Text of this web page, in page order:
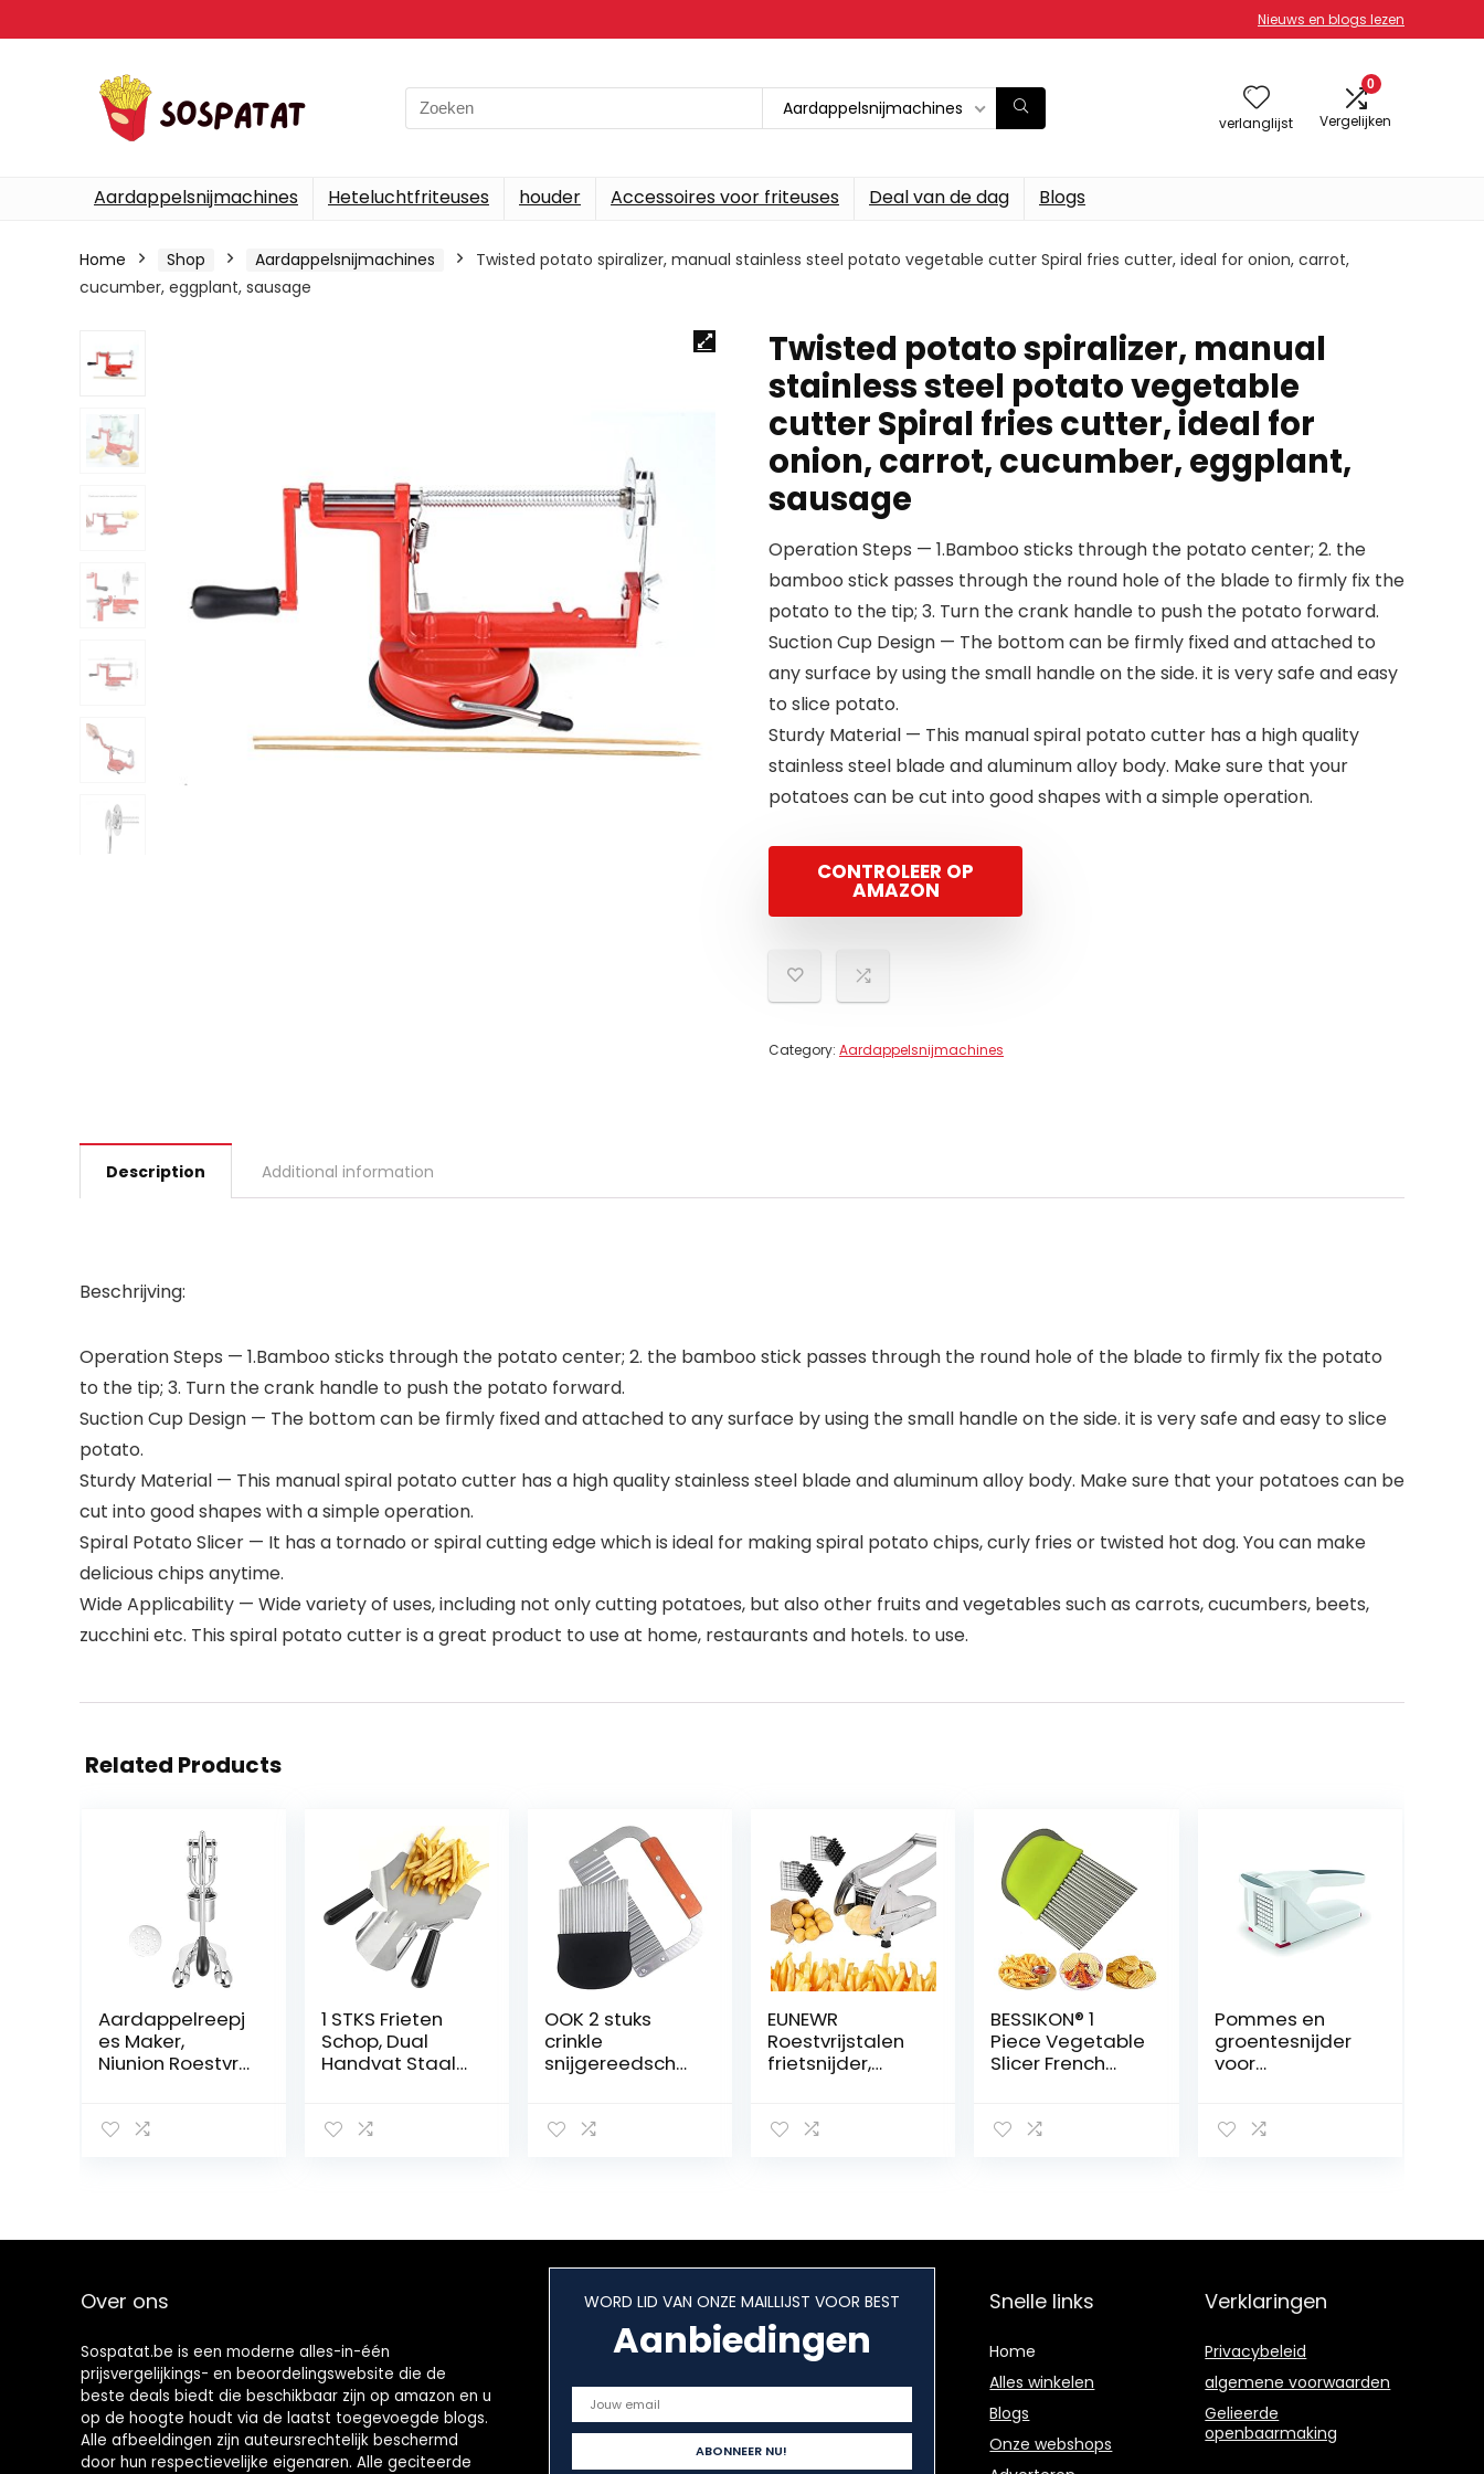
Nieuws en blogs lezen
Search
for:
Aardappelsnijmachines
verlanglijst
0
Vergelijken
Aardappelsnijmachines Heteluchtfriteuses houder Accessoires voor friteuses Deal van de dag Blogs
Home Shop Aardappelsnijmachines
Twisted potato spiralizer, manual stainless steel potato vegetable cutter Spiral fries cutter, ideal for onion, carrot,
cucumber, eggplant, sausage
Twisted potato spiralizer, manual
stainless steel potato vegetable
cutter Spiral fries cutter, ideal for
onion, carrot, cucumber, eggplant,
sausage
Operation Steps — 1.Bamboo sticks through the potato center; 2. the
bamboo stick passes through the round hole of the blade to firmly fix the
potato to the tip; 3. Turn the crank handle to push the potato forward.
Suction Cup Design — The bottom can be firmly fixed and attached to
any surface by using the small handle on the side. it is very safe and easy
to slice potato.
Sturdy Material — This manual spiral potato cutter has a high quality
stainless steel blade and aluminum alloy body. Make sure that your
potatoes can be cut into good shapes with a simple operation.
CONTROLEER OP
AMAZON
Category: Aardappelsnijmachines
Description Additional information
Beschrijving:
Operation Steps — 1.Bamboo sticks through the potato center; 2. the bamboo stick passes through the round hole of the blade to firmly fix the potato
to the tip; 3. Turn the crank handle to push the potato forward.
Suction Cup Design — The bottom can be firmly fixed and attached to any surface by using the small handle on the side. it is very safe and easy to slice
potato.
Sturdy Material — This manual spiral potato cutter has a high quality stainless steel blade and aluminum alloy body. Make sure that your potatoes can be
cut into good shapes with a simple operation.
Spiral Potato Slicer — It has a tornado or spiral cutting edge which is ideal for making spiral potato chips, curly fries or twisted hot dog. You can make
delicious chips anytime.
Wide Applicability — Wide variety of uses, including not only cutting potatoes, but also other fruits and vegetables such as carrots, cucumbers, beets,
zucchini etc. This spiral potato cutter is a great product to use at home, restaurants and hotels. to use.
Related Products
Aardappelreepj
es Maker,
Niunion Roestvrij
Frieten Knijper
1 STKS Frieten
Schop, Dual
Handvat Staal
Roestvrijstalen
Scooper Chip,
OOK 2 stuks
crinkle
snijgereedscha
mes houten
aardappelzeep
wafel friet etc.
EUNEWR
Roestvrijstalen
frietsnijder,
groentesnijder
snijinzetstukken
voor friet,
wortelen,
komkommers
BESSIKON® 1
Piece Vegetable
Slicer French
Cutter, Stainless
Cutter, French
Pommes en
groentesnijder
voor
van frietjes en
Over ons
Sospatat.be is een moderne alles-in-één
prijsvergelijkings- en beoordelingswebsite die de
beste deals biedt die beschikbaar zijn op amazon en u
op de hoogte houdt via de laatst toegevoegde blogs.
Alle afbeeldingen zijn auteursrechtelijk beschermd
door hun respectievelijke eigenaren. Alle geciteerde
WORD LID VAN ONZE MAILLIJST VOOR BEST
Aanbiedingen
Snelle links
Home
Alles winkelen
Blogs
Onze webshops
Verklaringen
Privacybeleid
algemene voorwaarden
Gelieerde
openbaarmaking